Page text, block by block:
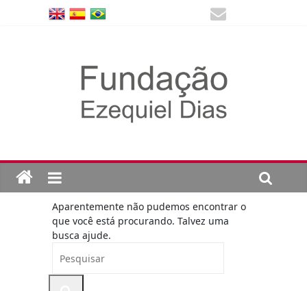
Aparentemente não pudemos encontrar o
que você está procurando. Talvez uma
busca ajude.